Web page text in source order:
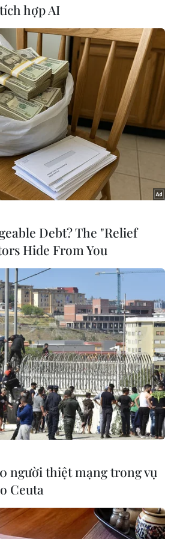
#Olympic 2024
#Gare de Lyon
tại Paris khiến một
hai người bị thương
hợp AI
Debt? The "Relief
Hide From You
người thiệt mạng trong vụ
Ceuta